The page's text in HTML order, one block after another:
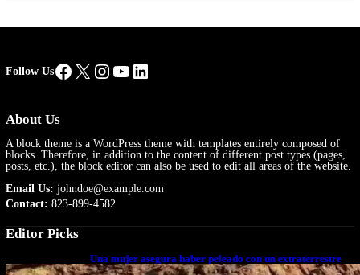
Follow UsFacebook
X Instagram
YouTube
LinkedIn
About Us
A block theme is a WordPress theme with templates entirely composed of
blocks. Therefore, in addition to the content of different post types (pages,
posts, etc.), the block editor can also be used to edit all areas of the website.
Email Us: johndoe@example.com
Contact: 823-899-4582
Editor Picks
Una mujer asegura haber peleado con un extraterrestre
cuerpo a cuerpo